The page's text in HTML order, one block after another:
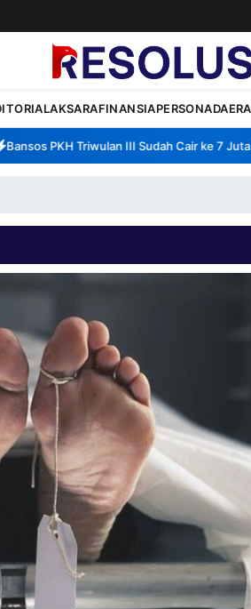
AKSARAFINANSIAPERSONA
PKH Triwulan III Sudah Cair ke 7 Juta